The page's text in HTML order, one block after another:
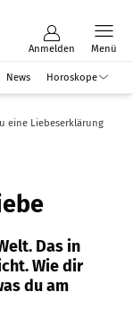
Anmelden Menü
News Horoskope
eine Liebeserklärung
Das in
Wie dir
du am